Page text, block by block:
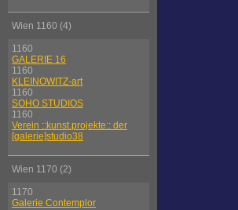
Wien 1160 (4)
1160
GALERIE 16
1160
KLEINOWITZ-art
1160
SOHO STUDIOS
1160
Verein ::kunst.projekte:: der
[galerie]studio38
Wien 1170 (2)
1170
Galerie Contemplor